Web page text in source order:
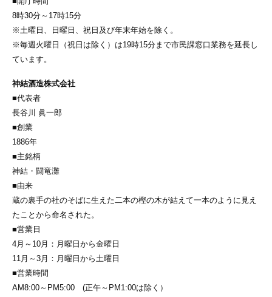
8時30分～17時15分
※土曜日、日曜日、祝日及び年末年始を除く。
※毎週火曜日（祝日は除く）は19時15分まで市民課窓口業務を延長し
ています。
神結酒造株式会社
■代表者
長谷川 眞一郎
■創業
1886年
■主銘柄
神結・闘竜灘
■由来
蔵の裏手の社のそばに生えた二本の樫の木が結えて一本のように見え
たことから命名された。
■営業日
4月～10月：月曜日から金曜日
11月～3月：月曜日から土曜日
■営業時間
AM8:00～PM5:00 (正午～PM1:00は除く）